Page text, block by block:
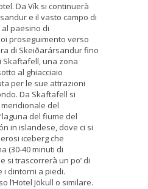
Da Vík si continuerà
e il vasto campo di
paesino di
proseguimento verso
di Skeiðarársandur fino
Skaftafell, una zona
al ghiacciaio
per le sue attrazioni
Da Skaftafell si
del
del fiume del
in islandese, dove ci si
iceberg che
(30-40 minuti di
si trascorrerà un po’ di
i dintorni a piedi.
l’Hotel Jökull o similare.